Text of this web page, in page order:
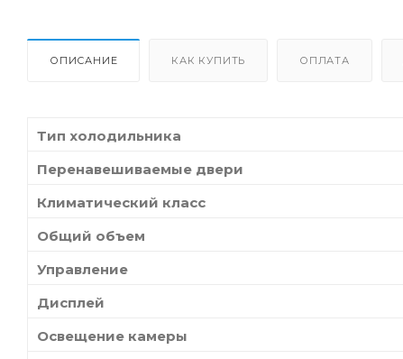
ОПИСАНИЕ КАК КУПИТЬ ОПЛАТА
Тип холодильника
Перенавешиваемые двери
Климатический класс
Общий объем
Управление
Дисплей
Освещение камеры